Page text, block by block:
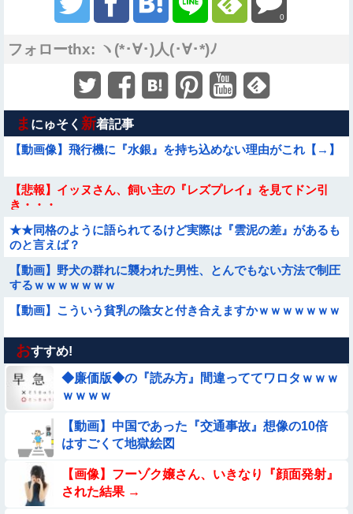
0
フォローthx: ヽ(*･∀･)人(･∀･*)ﾉ
ま にゅそく 新着記事
【動画像】飛行機に『水銀』を持ち込めない理由がこれ【→】
【悲報】イッヌさん、飼い主の『レズプレイ』を見てドン引
き・・・
★★同格のように語られてるけど実際は『雲泥の差』があるも
のと言えば？
【動画】野犬の群れに襲われた男性、とんでもない方法で制圧
するｗｗｗｗｗｗｗ
【動画】こういう貧乳の陰女と付き合えますかｗｗｗｗｗｗｗ
【動画】小池栄子似のGカップ女子高生「知らないオジさんに
襲われてオッパイ揉まれた」
★★昨晩、久しぶりに嫁とセックスしたんだが・・・
【動画】デブの喧嘩 ガチでヤバい……
【動画】白人「日本で一番美味い食べ物はこれな、試してみ
ろ！飛ぶぞ」
おすすめ!
◆廉価版◆の『読み方』間違っててワロタｗｗｗ
ｗｗｗｗ
【動画】中国であった『交通事故』想像の10倍
はすごくて地獄絵図
【画像】フーゾク嬢さん、いきなり『顔面発射』
された結果 →